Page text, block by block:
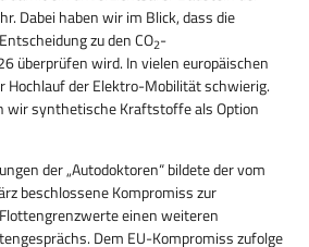
Dabei haben wir im Blick, dass die
zu den CO2-
überprüfen wird. In vielen europäischen
Hochlauf der Elektro-Mobilität schwierig.
wir synthetische Kraftstoffe als Option
der „Autodoktoren“ bildete der vom
beschlossene Kompromiss zur
einen weiteren
Dem EU-Kompromiss zufolge